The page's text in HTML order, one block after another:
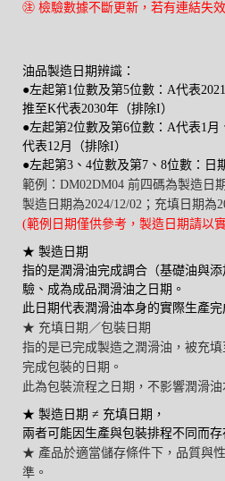
㊟ 檢驗數據不斷更新，若有連結失
油品製造日期辨識：
●左起第1位數及第5位數：A代表
推至K代表2030年（排除I）
●左起第2位數及第6位數：A代表1
代表12月（排除I）
●左起第3、4位數及第7、8位數：日
範例：DM02DM04 前四碼為製造日
製造日期為2024/12/02；充填日期為
(範例日期僅供參考，製造日期請以
★ 製造日期
指的是潤滑油完成調合（基礎油與
驗、成為成品潤滑油之日期。
此日期代表潤滑油本身的實際生產完
★ 充填日期／包裝日期
指的是已完成製造之潤滑油，被充
完成包裝的日期。
此為包裝流程之日期，不影響潤滑油
★ 製造日期 ≠ 充填日期，
兩者可能因生產與包裝排程不同而
★ 產品於適當儲存條件下，品質與
準。